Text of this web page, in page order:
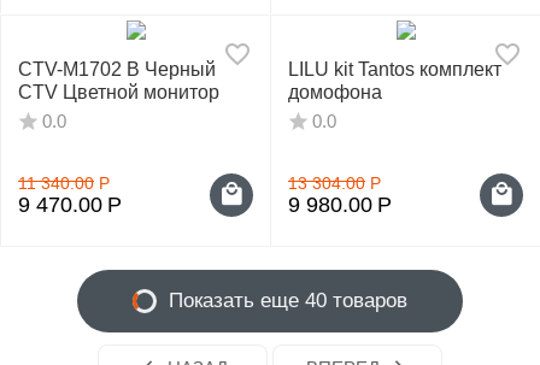
CTV-M1702 B Черный
CTV Цветной монитор
0.0
11 340.00 Р
9 470.00 Р
LILU kit Tantos комплект
домофона
0.0
13 304.00 Р
9 980.00 Р
Показать еще 40 товаров